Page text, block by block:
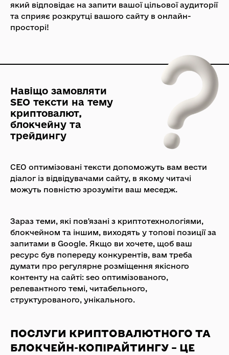
який відповідає на запити вашої цільової аудиторії
та сприяє розкрутці вашого сайту в онлайн-
просторі!
Навіщо замовляти
SEO тексти на тему
криптовалют,
блокчейну та
трейдингу
СЕО оптимізовані тексти допоможуть вам вести
діалог із відвідувачами сайту, в якому читачі
можуть повністю зрозуміти ваш меседж.
Зараз теми, які пов'язані з криптотехнологіями,
блокчейном та іншим, виходять у топові позиції за
запитами в Google. Якщо ви хочете, щоб ваш
ресурс був попереду конкурентів, вам треба
думати про регулярне розміщення якісного
контенту на сайті: seo оптимізованого,
релевантного темі, читабельного,
структурованого, унікального.
ПОСЛУГИ КРИПТОВАЛЮТНОГО ТА
БЛОКЧЕЙН-КОПІРАЙТИНГУ – ЦЕ